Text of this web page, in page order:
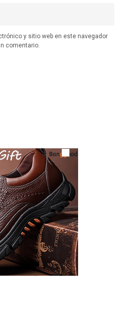
y sitio web en este navegador
comentario.